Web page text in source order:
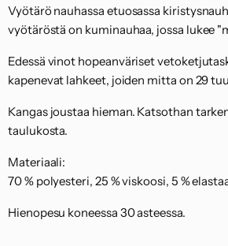
Vyötärö nauhassa etuosassa
vyötäröstä on kuminauhaa, jossa lukee
Edessä vinot hopeanväriset
kapenevat lahkeet, joiden mitta on 29
Kangas joustaa hieman. Katsothan
taulukosta.
Materiaali:
70 % polyesteri, 25 % viskoosi, 5 %
Hienopesu koneessa 30 asteessa.